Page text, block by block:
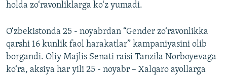
holda zo‘ravonliklarga ko‘z yumadi.
O‘zbekistonda 25 - noyabrdan “Gender zo‘ravonlikka
qarshi 16 kunlik faol harakatlar” kampaniyasini olib
borgandi. Oliy Majlis Senati raisi Tanzila Norboyevaga
ko‘ra, aksiya har yili 25 - noyabr – Xalqaro ayollarga